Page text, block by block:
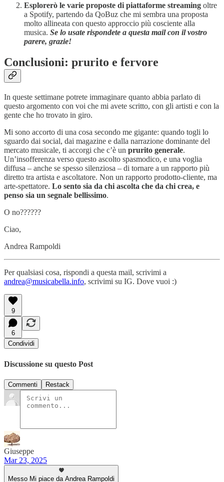
Esplorerò le varie proposte di piattaforme streaming oltre
a Spotify, partendo da QoBuz che mi sembra una proposta
molto allineata con questo approccio più cosciente alla
musica. Se lo usate rispondete a questa mail con il vostro
parere, grazie!
Conclusioni: prurito e fervore
In queste settimane potrete immaginare quanto abbia parlato di
questo argomento con voi che mi avete scritto, con gli artisti e con la
gente che ho trovato in giro.
Mi sono accorto di una cosa secondo me gigante: quando togli lo
sguardo dai social, dai magazine e dalla narrazione dominante del
mercato musicale, ti accorgi che c’è un prurito generale.
Un’insofferenza verso questo ascolto spasmodico, e una voglia
diffusa – anche se spesso silenziosa – di tornare a un rapporto più
diretto tra artista e ascoltatore. Non un rapporto prodotto-cliente, ma
arte-spettatore. Lo sento sia da chi ascolta che da chi crea, e
penso sia un segnale bellissimo.
O no??????
Ciao,
Andrea Rampoldi
Per qualsiasi cosa, rispondi a questa mail, scrivimi a
andrea@musicabella.info, scrivimi su IG. Dove vuoi :)
9
6
Condividi
Discussione su questo Post
Commenti Restack
Giuseppe
Mar 23, 2025
Messo Mi piace da Andrea Rampoldi